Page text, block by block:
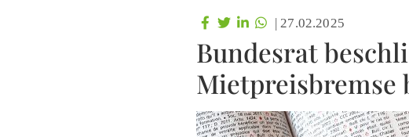
|27.02.2025
Bundesrat
Mietpreisbremse